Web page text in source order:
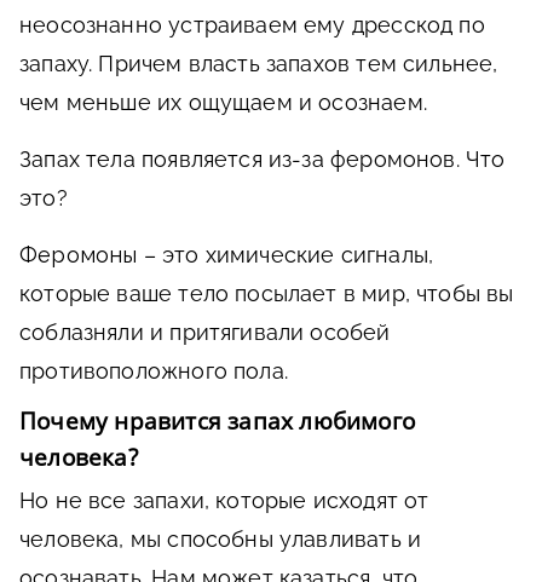
неосознанно устраиваем ему дресскод по
запаху. Причем власть запахов тем сильнее,
чем меньше их ощущаем и осознаем.
Запах тела появляется из-за феромонов. Что
это?
Феромоны – это химические сигналы,
которые ваше тело посылает в мир, чтобы вы
соблазняли и притягивали особей
противоположного пола.
Почему нравится запах любимого
человека?
Но не все запахи, которые исходят от
человека, мы способны улавливать и